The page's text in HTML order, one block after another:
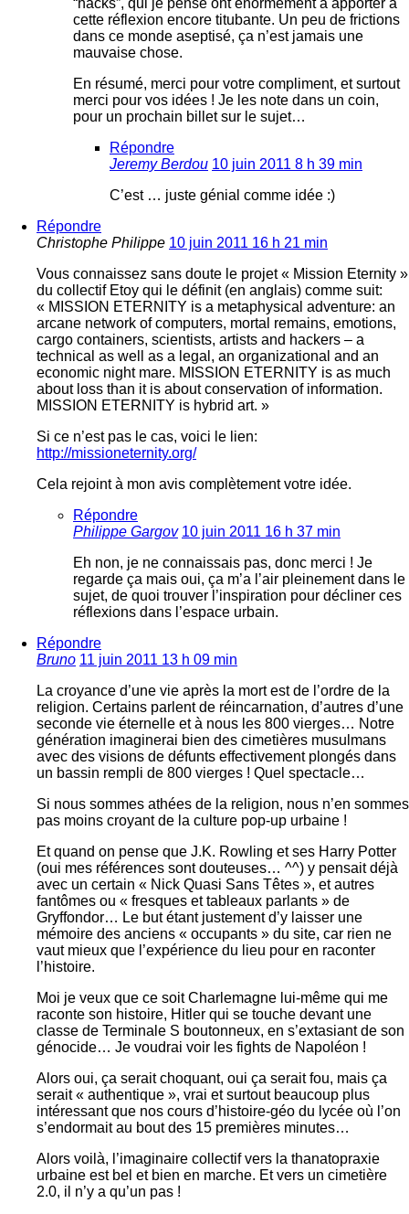
“hacks”, qui je pense ont énormément à apporter à
cette réflexion encore titubante. Un peu de frictions
dans ce monde aseptisé, ça n’est jamais une
mauvaise chose.
En résumé, merci pour votre compliment, et surtout
merci pour vos idées ! Je les note dans un coin,
pour un prochain billet sur le sujet…
Répondre
Jeremy Berdou 10 juin 2011 8 h 39 min
C’est … juste génial comme idée :)
Répondre
Christophe Philippe 10 juin 2011 16 h 21 min
Vous connaissez sans doute le projet « Mission Eternity »
du collectif Etoy qui le définit (en anglais) comme suit:
« MISSION ETERNITY is a metaphysical adventure: an
arcane network of computers, mortal remains, emotions,
cargo containers, scientists, artists and hackers – a
technical as well as a legal, an organizational and an
economic night mare. MISSION ETERNITY is as much
about loss than it is about conservation of information.
MISSION ETERNITY is hybrid art. »
Si ce n’est pas le cas, voici le lien:
http://missioneternity.org/
Cela rejoint à mon avis complètement votre idée.
Répondre
Philippe Gargov 10 juin 2011 16 h 37 min
Eh non, je ne connaissais pas, donc merci ! Je
regarde ça mais oui, ça m’a l’air pleinement dans le
sujet, de quoi trouver l’inspiration pour décliner ces
réflexions dans l’espace urbain.
Répondre
Bruno 11 juin 2011 13 h 09 min
La croyance d’une vie après la mort est de l’ordre de la
religion. Certains parlent de réincarnation, d’autres d’une
seconde vie éternelle et à nous les 800 vierges… Notre
génération imaginerai bien des cimetières musulmans
avec des visions de défunts effectivement plongés dans
un bassin rempli de 800 vierges ! Quel spectacle…
Si nous sommes athées de la religion, nous n’en sommes
pas moins croyant de la culture pop-up urbaine !
Et quand on pense que J.K. Rowling et ses Harry Potter
(oui mes références sont douteuses… ^^) y pensait déjà
avec un certain « Nick Quasi Sans Têtes », et autres
fantômes ou « fresques et tableaux parlants » de
Gryffondor… Le but étant justement d’y laisser une
mémoire des anciens « occupants » du site, car rien ne
vaut mieux que l’expérience du lieu pour en raconter
l’histoire.
Moi je veux que ce soit Charlemagne lui-même qui me
raconte son histoire, Hitler qui se touche devant une
classe de Terminale S boutonneux, en s’extasiant de son
génocide… Je voudrai voir les fights de Napoléon !
Alors oui, ça serait choquant, oui ça serait fou, mais ça
serait « authentique », vrai et surtout beaucoup plus
intéressant que nos cours d’histoire-géo du lycée où l’on
s’endormait au bout des 15 premières minutes…
Alors voilà, l’imaginaire collectif vers la thanatopraxie
urbaine est bel et bien en marche. Et vers un cimetière
2.0, il n’y a qu’un pas !